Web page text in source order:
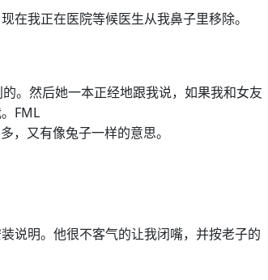
在我正在医院等候医生从我鼻子里移除。
。然后她一本正经地跟我说，如果我和女友
FML
又有像兔子一样的意思。
说明。他很不客气的让我闭嘴，并按老子的